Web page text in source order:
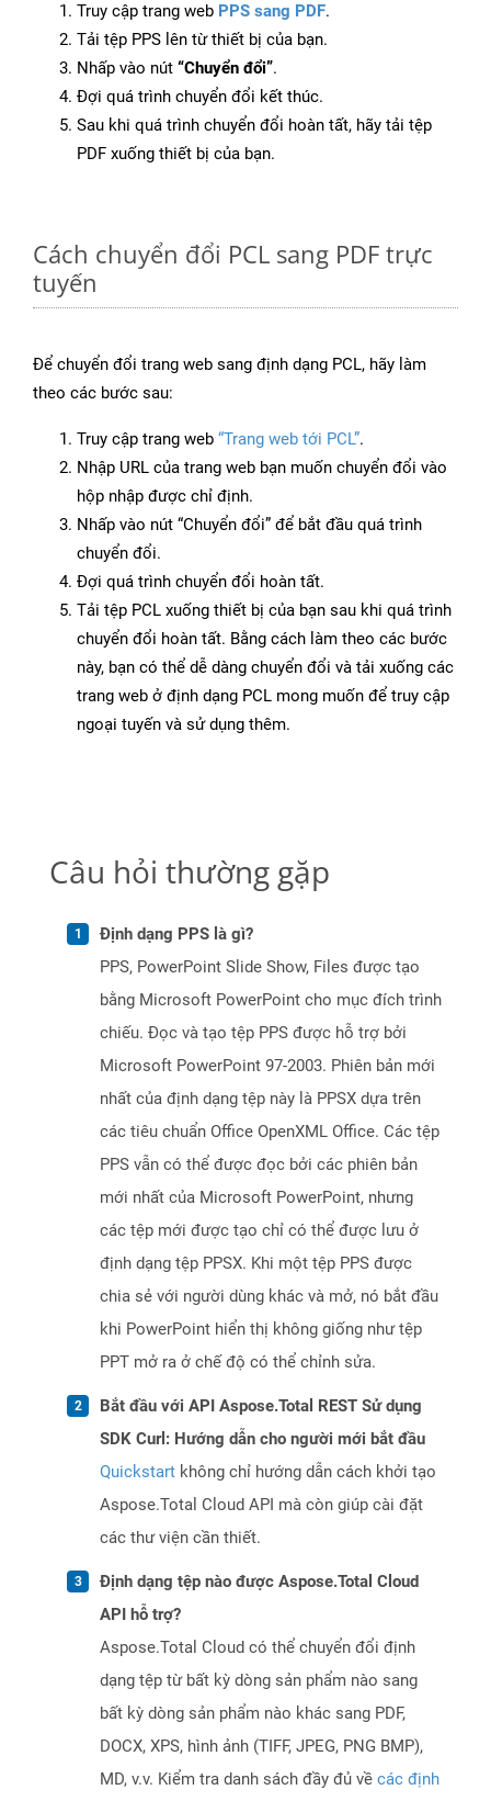
Truy cập trang web PPS sang PDF.
Tải tệp PPS lên từ thiết bị của bạn.
Nhấp vào nút “Chuyển đổi”.
Đợi quá trình chuyển đổi kết thúc.
Sau khi quá trình chuyển đổi hoàn tất, hãy tải tệp
PDF xuống thiết bị của bạn.
Cách chuyển đổi PCL sang PDF trực
tuyến
Để chuyển đổi trang web sang định dạng PCL, hãy làm
theo các bước sau:
Truy cập trang web “Trang web tới PCL”.
Nhập URL của trang web bạn muốn chuyển đổi vào
hộp nhập được chỉ định.
Nhấp vào nút “Chuyển đổi” để bắt đầu quá trình
chuyển đổi.
Đợi quá trình chuyển đổi hoàn tất.
Tải tệp PCL xuống thiết bị của bạn sau khi quá trình
chuyển đổi hoàn tất. Bằng cách làm theo các bước
này, bạn có thể dễ dàng chuyển đổi và tải xuống các
trang web ở định dạng PCL mong muốn để truy cập
ngoại tuyến và sử dụng thêm.
Câu hỏi thường gặp
Định dạng PPS là gì?
PPS, PowerPoint Slide Show, Files được tạo
bằng Microsoft PowerPoint cho mục đích trình
chiếu. Đọc và tạo tệp PPS được hỗ trợ bởi
Microsoft PowerPoint 97-2003. Phiên bản mới
nhất của định dạng tệp này là PPSX dựa trên
các tiêu chuẩn Office OpenXML Office. Các tệp
PPS vẫn có thể được đọc bởi các phiên bản
mới nhất của Microsoft PowerPoint, nhưng
các tệp mới được tạo chỉ có thể được lưu ở
định dạng tệp PPSX. Khi một tệp PPS được
chia sẻ với người dùng khác và mở, nó bắt đầu
khi PowerPoint hiển thị không giống như tệp
PPT mở ra ở chế độ có thể chỉnh sửa.
Bắt đầu với API Aspose.Total REST Sử dụng
SDK Curl: Hướng dẫn cho người mới bắt đầu
Quickstart không chỉ hướng dẫn cách khởi tạo
Aspose.Total Cloud API mà còn giúp cài đặt
các thư viện cần thiết.
Định dạng tệp nào được Aspose.Total Cloud
API hỗ trợ?
Aspose.Total Cloud có thể chuyển đổi định
dạng tệp từ bất kỳ dòng sản phẩm nào sang
bất kỳ dòng sản phẩm nào khác sang PDF,
DOCX, XPS, hình ảnh (TIFF, JPEG, PNG BMP),
MD, v.v. Kiểm tra danh sách đầy đủ về các định